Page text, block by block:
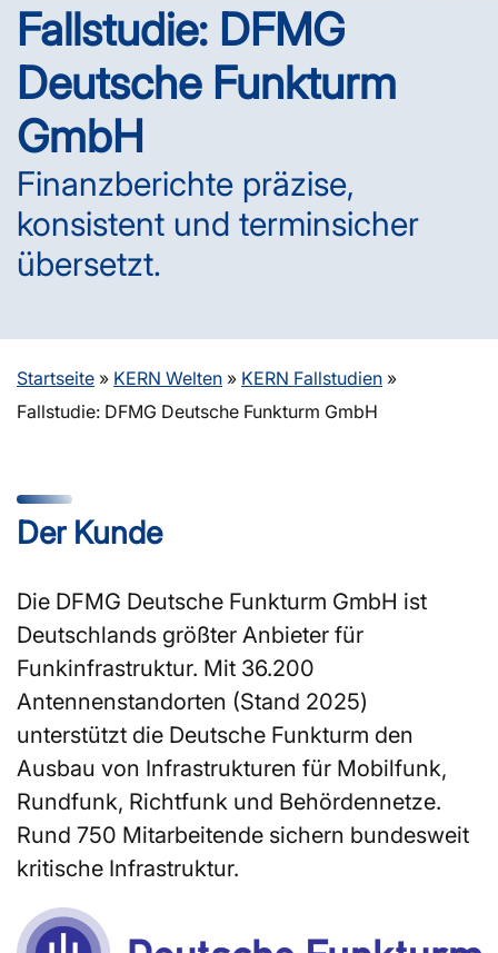
Fallstudie: DFMG
Deutsche Funkturm
GmbH
Finanzberichte präzise,
konsistent und terminsicher
übersetzt.
Startseite » KERN Welten » KERN Fallstudien »
Fallstudie: DFMG Deutsche Funkturm GmbH
Der Kunde
Die DFMG Deutsche Funkturm GmbH ist
Deutschlands größter Anbieter für
Funkinfrastruktur. Mit 36.200
Antennenstandorten (Stand 2025)
unterstützt die Deutsche Funkturm den
Ausbau von Infrastrukturen für Mobilfunk,
Rundfunk, Richtfunk und Behördennetze.
Rund 750 Mitarbeitende sichern bundesweit
kritische Infrastruktur.